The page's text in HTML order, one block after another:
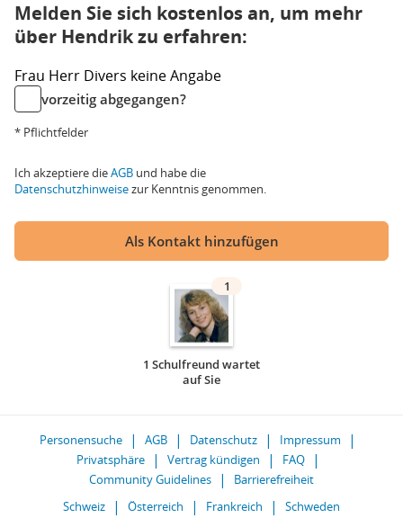
Melden Sie sich kostenlos an, um mehr
über Hendrik zu erfahren:
Frau Herr Divers keine Angabe
vorzeitig abgegangen?
* Pflichtfelder
Ich akzeptiere dieAGB und habe die
Datenschutzhinweisezur Kenntnis genommen.
Als Kontakt hinzufügen
1
1 Schulfreund wartet
auf Sie
Personensuche AGB Datenschutz
Impressum
Privatsphäre
Vertrag kündigen
FAQ
Community Guidelines
Barrierefreiheit
Schweiz
Österreich Frankreich Schweden